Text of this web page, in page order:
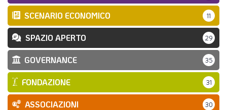
SCENARIO ECONOMICO 11
SPAZIO APERTO 29
GOVERNANCE 35
FONDAZIONE 31
ASSOCIAZIONI 30